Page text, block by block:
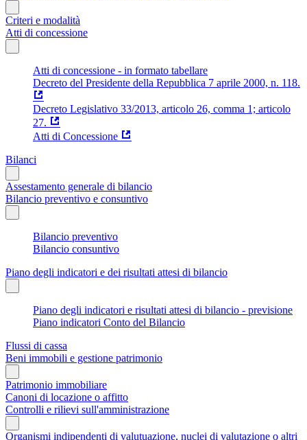
Criteri e modalità
Atti di concessione
Atti di concessione - in formato tabellare
Decreto del Presidente della Repubblica 7 aprile 2000, n. 118.
Decreto Legislativo 33/2013, articolo 26, comma 1; articolo
27.
Atti di Concessione
Bilanci
Assestamento generale di bilancio
Bilancio preventivo e consuntivo
Bilancio preventivo
Bilancio consuntivo
Piano degli indicatori e dei risultati attesi di bilancio
Piano degli indicatori e risultati attesi di bilancio - previsione
Piano indicatori Conto del Bilancio
Flussi di cassa
Beni immobili e gestione patrimonio
Patrimonio immobiliare
Canoni di locazione o affitto
Controlli e rilievi sull'amministrazione
Organismi indipendenti di valutuazione, nuclei di valutazione o altri